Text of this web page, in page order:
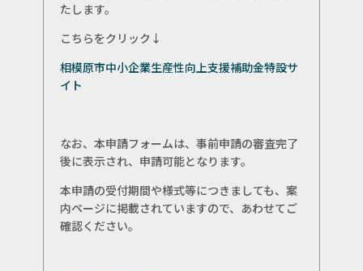
たします。
こちらをクリック↓
相模原市中小企業生産性向上支援補助金特設サ
イト
なお、本申請フォームは、事前申請の審査完了
後に表示され、申請可能となります。
本申請の受付期間や様式等につきましても、案
内ページに掲載されていますので、あわせてご
確認ください。